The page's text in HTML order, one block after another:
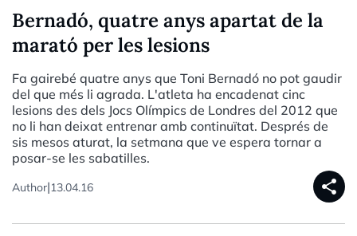
Bernadó, quatre anys apartat de la
marató per les lesions
Fa gairebé quatre anys que Toni Bernadó no pot gaudir
del que més li agrada. L'atleta ha encadenat cinc
lesions des dels Jocs Olímpics de Londres del 2012 que
no li han deixat entrenar amb continuïtat. Després de
sis mesos aturat, la setmana que ve espera tornar a
posar-se les sabatilles.
Author|13.04.16 share